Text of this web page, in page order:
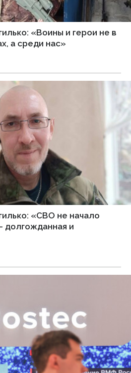
«Воины и герои не в
а среди нас»
«СВО не начало
долгожданная и